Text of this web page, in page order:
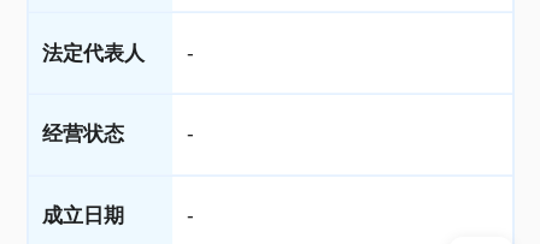
法定代表人 -
经营状态 -
成立日期 -